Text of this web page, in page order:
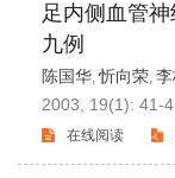
足内侧血管
九例
陈国华,忻向荣,
2003, 19(1): 41-
在线阅读